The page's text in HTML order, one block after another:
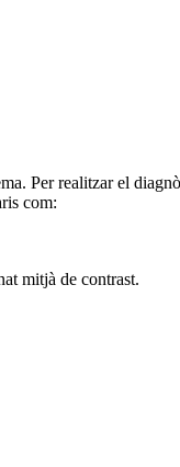
Per realitzar el
com:
mitjà de contrast.